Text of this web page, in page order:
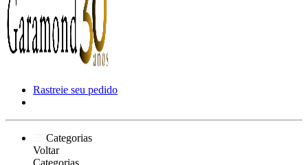
Rastreie seu pedido
Categorias
Voltar
Categorias